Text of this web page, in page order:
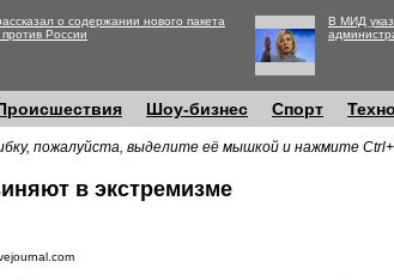
о содержании нового пакета
России
В МИД
Шоу-бизнес Спорт
пожалуйста, выделите её мышкой и нажмите
в экстремизме